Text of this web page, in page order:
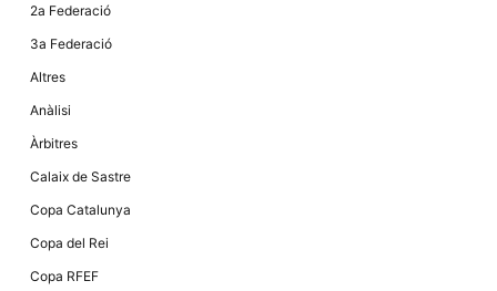
2a Federació
3a Federació
Altres
Anàlisi
Àrbitres
Calaix de Sastre
Copa Catalunya
Copa del Rei
Copa RFEF